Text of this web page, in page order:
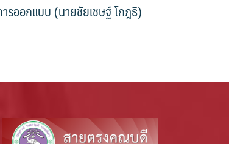
ออกแบบ (นายชัยเชษฐ์ โกฎธิ)